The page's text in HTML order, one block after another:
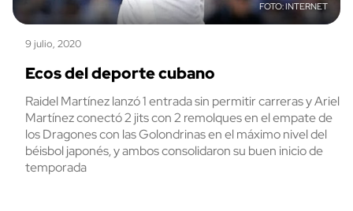
INTERNET
9 julio, 2020
Ecos del deporte cubano
Raidel Martínez lanzó 1 entrada sin permitir carreras y Ariel
Martínez conectó 2 jits con 2 remolques en el empate de
los Dragones con las Golondrinas en el máximo nivel del
béisbol japonés, y ambos consolidaron su buen inicio de
temporada